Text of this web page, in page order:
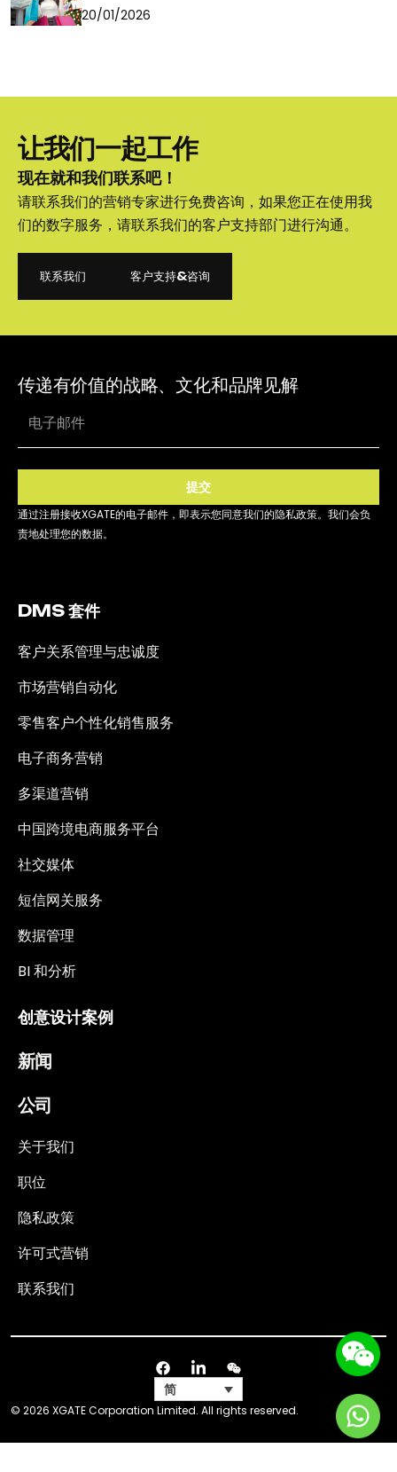
20/01/2026
让我们一起工作
现在就和我们联系吧！
请联系我们的营销专家进行免费咨询，如果您正在使用我
们的数字服务，请联系我们的客户支持部门进行沟通。
联系我们
客户支持&咨询
传递有价值的战略、文化和品牌见解
提交
通过注册接收XGATE的电子邮件，即表示您同意我们的隐私政策。我们会负
责地处理您的数据。
DMS 套件
客户关系管理与忠诚度
市场营销自动化
零售客户个性化销售服务
电子商务营销
多渠道营销
中国跨境电商服务平台
社交媒体
短信网关服务
数据管理
BI 和分析
创意设计案例
新闻
公司
关于我们
职位
隐私政策
许可式营销
联系我们
© 2026 XGATE Corporation Limited. All rights reserved.
简